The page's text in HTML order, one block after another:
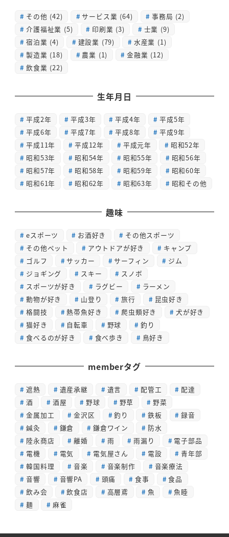
その他 (42) サービス業 (64) 事務局 (2)
介護福祉業 (5) 印刷業 (3) 士業 (9)
宿泊業 (4) 建設業 (79) 水産業 (1)
製造業 (18) 農業 (1) 金融業 (12)
飲食業 (22)
生年月日
平成2年 平成3年 平成4年
平成5年
平成6年
平成7年 平成8年
平成9年
平成11年
平成12年 平成元年
昭和52年
昭和53年
昭和54年 昭和55年
昭和56年
昭和57年
昭和58年 昭和59年
昭和60年
昭和61年
昭和62年 昭和63年 昭和その他
趣味
eスポーツ お酒好き
その他スポーツ
その他ペット
アウトドアが好き
キャンプ
ゴルフ
サッカー サーフィン
ジム
ジョギング
スキー
スノボ
スポーツが好き
ラグビー
ラーメン
動物が好き
山登り 旅行
昆虫好き
格闘技
熱帯魚好き 爬虫類好き
犬が好き
猫好き
自転車 野球
釣り
食べるのが好き
食べ歩き 鳥好き
memberタグ
遮熱 遺産承継 遺言 配管工
配達
酒
酒屋 野球 野草
野菜
金属加工
金沢区 釣り 鉄板
録音
鍼灸
鎌倉 鎌倉ワイン
防水
陸永商店
離婚 雨 雨漏り
電子部品
電機
電気 電気屋さん 電設
青年部
韓国料理
音楽 音楽制作
音楽療法
音響
音響PA 頭痛 食事
食品
飲み会
飲食店 高層鳶 魚
魚睦
麺
麻雀